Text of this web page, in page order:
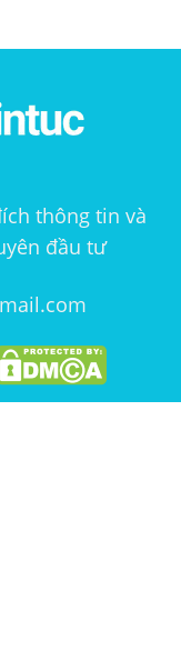
thông tin và
đầu tư